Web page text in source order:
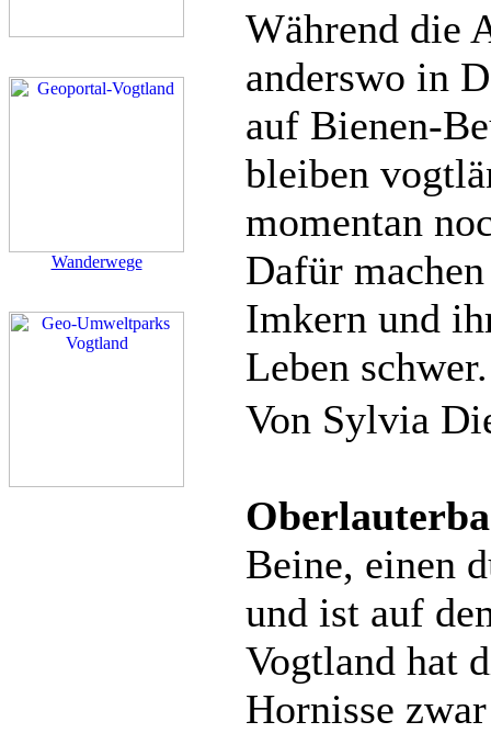
Wanderwege
Während die
anderswo in
auf Bienen-
bleiben
momentan
Dafür
Imkern und
Leben schwer.
Von Sylvia
Beine, einen
und ist auf
Vogtland hat
Hornisse